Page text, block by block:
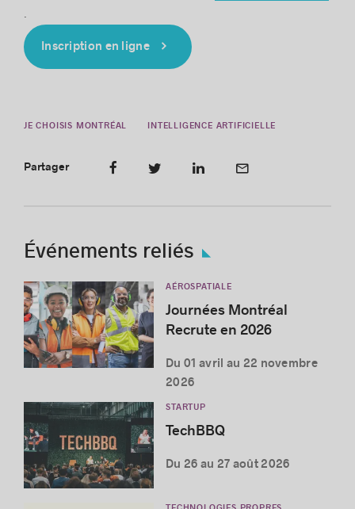
Inscription en ligne
JE CHOISIS MONTRÉAL INTELLIGENCE ARTIFICIELLE
Partager
Événements reliés
AÉROSPATIALE
Journées Montréal
Recrute en 2026
Du 01 avril au 22 novembre
2026
STARTUP
TechBBQ
Du 26 au 27 août 2026